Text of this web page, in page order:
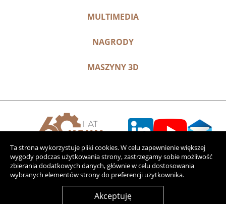
MULTIMEDIA
NAGRODY
MASZYNY 3D
Ta strona wykorzystuje pliki cookies. W celu zapewnienie większej
wygody podczas użytkowania strony, zastrzegamy sobie możliwość
zbierania dodatkowych danych, głównie w celu dostosowania
wybranych elementów strony do preferencji użytkownika.
Akceptuję